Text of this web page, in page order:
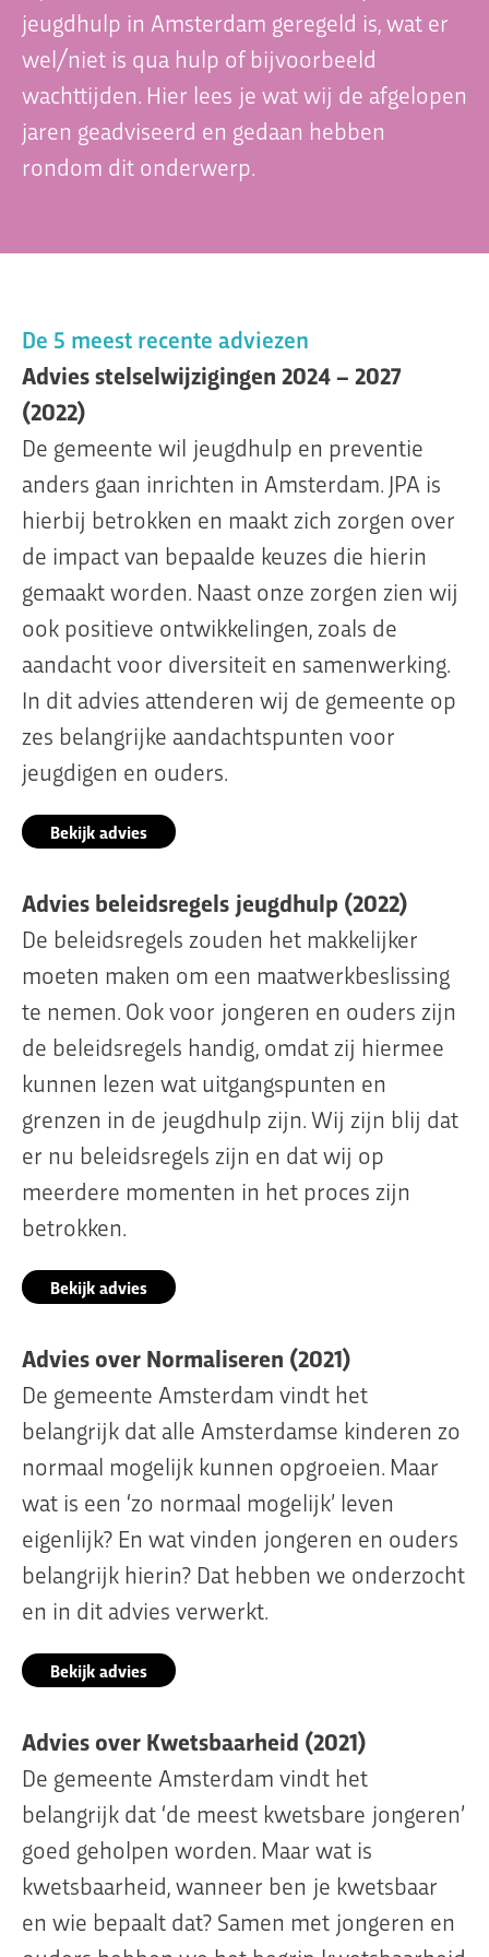
Organisatie
Dit is Jeugdplatform Amsterdam
De adviesgroep
jeugdhulp in Amsterdam geregeld is, wat er
wel/niet is qua hulp of bijvoorbeeld
wachttijden. Hier lees je wat wij de afgelopen
jaren geadviseerd en gedaan hebben
rondom dit onderwerp.
De 5 meest recente adviezen
Advies stelselwijzigingen 2024 – 2027
(2022)
De gemeente wil jeugdhulp en preventie
anders gaan inrichten in Amsterdam. JPA is
hierbij betrokken en maakt zich zorgen over
de impact van bepaalde keuzes die hierin
gemaakt worden. Naast onze zorgen zien wij
ook positieve ontwikkelingen, zoals de
aandacht voor diversiteit en samenwerking.
In dit advies attenderen wij de gemeente op
zes belangrijke aandachtspunten voor
jeugdigen en ouders.
Bekijk advies
Advies beleidsregels jeugdhulp (2022)
De beleidsregels zouden het makkelijker
moeten maken om een maatwerkbeslissing
te nemen. Ook voor jongeren en ouders zijn
de beleidsregels handig, omdat zij hiermee
kunnen lezen wat uitgangspunten en
grenzen in de jeugdhulp zijn. Wij zijn blij dat
er nu beleidsregels zijn en dat wij op
meerdere momenten in het proces zijn
betrokken.
Bekijk advies
Advies over Normaliseren (2021)
De gemeente Amsterdam vindt het
belangrijk dat alle Amsterdamse kinderen zo
normaal mogelijk kunnen opgroeien. Maar
wat is een ‘zo normaal mogelijk’ leven
eigenlijk? En wat vinden jongeren en ouders
belangrijk hierin? Dat hebben we onderzocht
en in dit advies verwerkt.
Bekijk advies
Advies over Kwetsbaarheid (2021)
De gemeente Amsterdam vindt het
belangrijk dat ‘de meest kwetsbare jongeren’
goed geholpen worden. Maar wat is
kwetsbaarheid, wanneer ben je kwetsbaar
en wie bepaalt dat? Samen met jongeren en